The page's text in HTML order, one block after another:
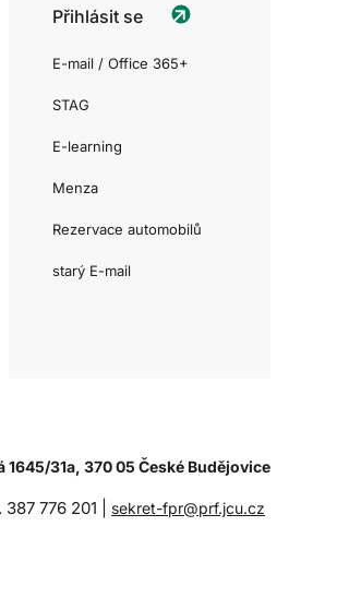
Přihlásit se
E-mail / Office 365+
STAG
E-learning
Menza
Rezervace automobilů
starý E-mail
1645/31a, 370 05 České Budějovice
387 776 201 | sekret-fpr@prf.jcu.cz